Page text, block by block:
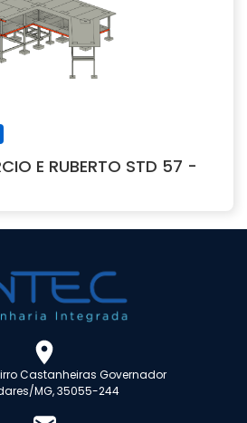
E RUBERTO STD 57 -
Castanheiras Governador
MG, 35055-244